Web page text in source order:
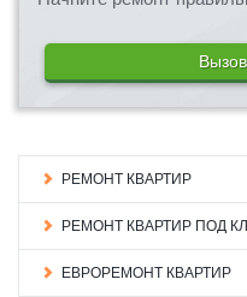
РЕМОНТ КВАРТИР
РЕМОНТ КВАРТИР ПОД
ЕВРОРЕМОНТ КВАРТИР